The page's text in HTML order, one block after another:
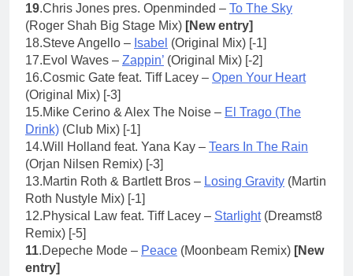
19.Chris Jones pres. Openminded – To The Sky
(Roger Shah Big Stage Mix) [New entry]
18.Steve Angello – Isabel (Original Mix) [-1]
17.Evol Waves – Zappin’ (Original Mix) [-2]
16.Cosmic Gate feat. Tiff Lacey – Open Your Heart
(Original Mix) [-3]
15.Mike Cerino & Alex The Noise – El Trago (The
Drink) (Club Mix) [-1]
14.Will Holland feat. Yana Kay – Tears In The Rain
(Orjan Nilsen Remix) [-3]
13.Martin Roth & Bartlett Bros – Losing Gravity (Martin
Roth Nustyle Mix) [-1]
12.Physical Law feat. Tiff Lacey – Starlight(Dreamst8
Remix) [-5]
11.Depeche Mode – Peace (Moonbeam Remix) [New
entry]